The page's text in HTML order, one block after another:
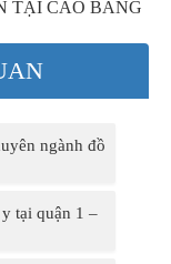
TẠI CAO BẰNG
ngành đồ
tại quận 1 –